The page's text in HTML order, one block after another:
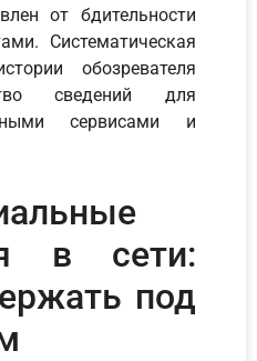
от бдительности
Систематическая
обозревателя
сведений для
сервисами и
в сети:
под